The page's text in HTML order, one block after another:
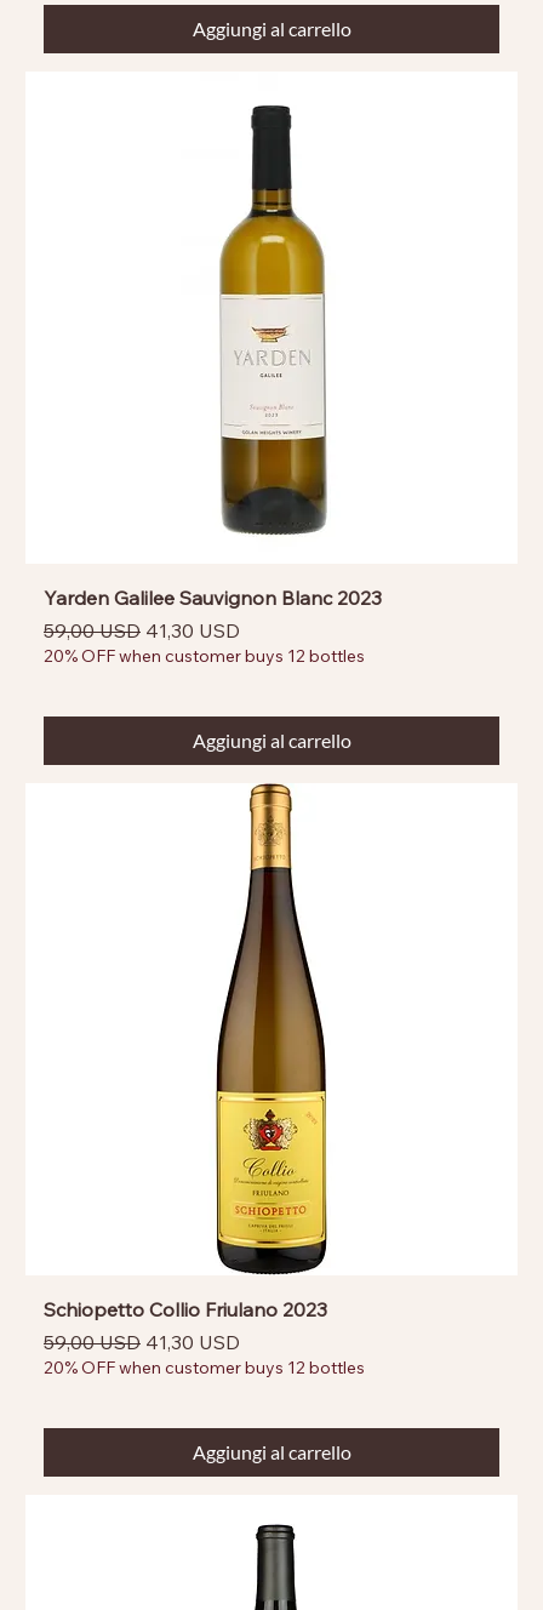
Aggiungi al carrello
Yarden Galilee Sauvignon Blanc 2023
Prezzo regolare
59,00 USD Prezzo scontato
41,30 USD
20% OFF when customer buys 12 bottles
Aggiungi al carrello
Schiopetto Collio Friulano 2023
Prezzo regolare
59,00 USD Prezzo scontato
41,30 USD
20% OFF when customer buys 12 bottles
Aggiungi al carrello